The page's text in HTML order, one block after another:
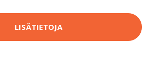
LISÄTIETOJA